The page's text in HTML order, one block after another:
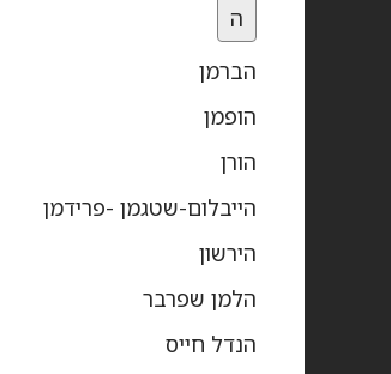
ה
הברמן
הופמן
הורן
הייבלום-שטגמן -פרידמן
הירשון
הלמן שפרבר
הנדל חייס